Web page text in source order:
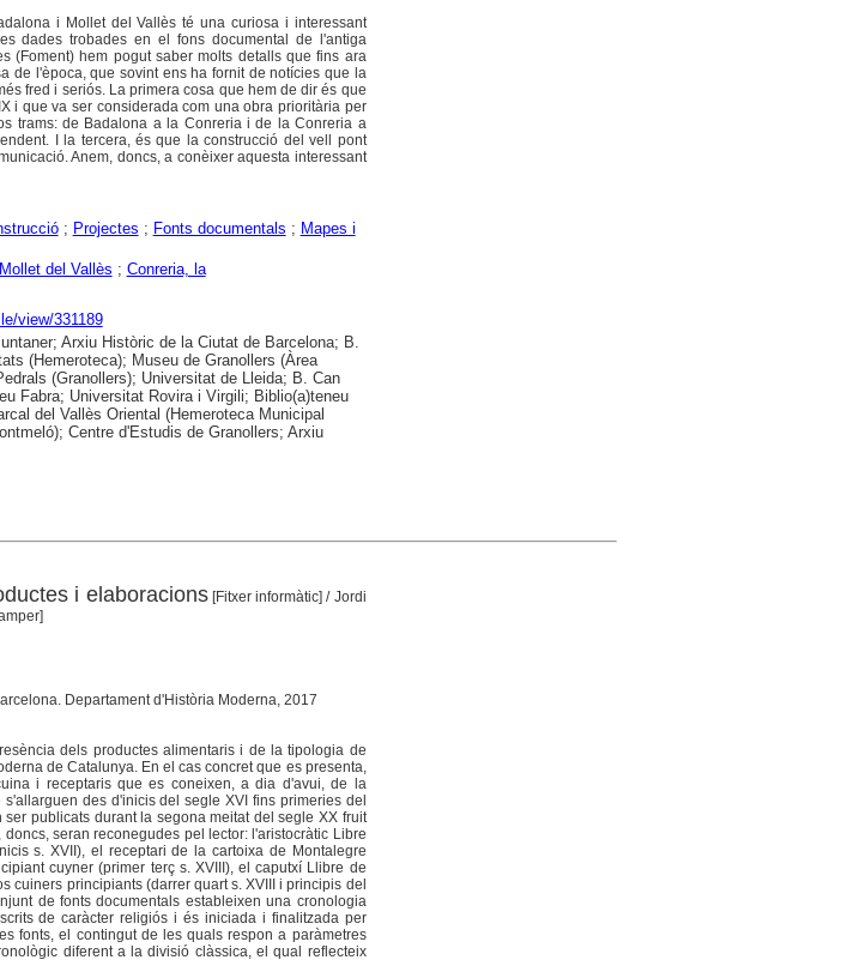
i Mollet del Vallès té una curiosa i interessant
dades trobades en el fons documental de l'antiga
(Foment) hem pogut saber molts detalls que fins ara
de l'època, que sovint ens ha fornit de notícies que la
fred i seriós. La primera cosa que hem de dir és que
i que va ser considerada com una obra prioritària per
trams: de Badalona a la Conreria i de la Conreria a
I la tercera, és que la construcció del vell pont
Anem, doncs, a conèixer aquesta interessant
; Projectes ; Fonts documentals ; Mapes i
Mollet del Vallès ; Conreria, la
view/331189
Arxiu Històric de la Ciutat de Barcelona; B.
(Hemeroteca); Museu de Granollers (Àrea
(Granollers); Universitat de Lleida; B. Can
Fabra; Universitat Rovira i Virgili; Biblio(a)teneu
del Vallès Oriental (Hemeroteca Municipal
Centre d'Estudis de Granollers; Arxiu
i elaboracions[Fitxer informàtic]/ Jordi
Departament d'Història Moderna, 2017
dels productes alimentaris i de la tipologia de
de Catalunya. En el cas concret que es presenta,
i receptaris que es coneixen, a dia d'avui, de la
des d'inicis del segle XVI fins primeries del
publicats durant la segona meitat del segle XX fruit
seran reconegudes pel lector: l'aristocràtic Libre
s. XVII), el receptari de la cartoixa de Montalegre
cuyner (primer terç s. XVIII), el caputxí Llibre de
cuiners principiants (darrer quart s. XVIII i principis del
de fonts documentals estableixen una cronologia
de caràcter religiós i és iniciada i finalitzada per
fonts, el contingut de les quals respon a paràmetres
diferent a la divisió clàssica, el qual reflecteix